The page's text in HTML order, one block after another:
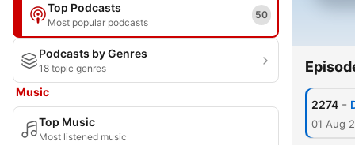
Top Podcasts
Most popular podcasts
50
Podcasts by Genres
18 topic genres
Music
Top Music
Most listened music
2274 -
01 Aug